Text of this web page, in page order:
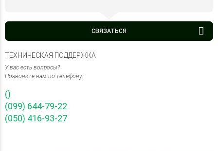
СВЯЗАТЬСЯ
ТЕХНИЧЕСКАЯ ПОДДЕРЖКА
У вас есть вопросы?
Позвоните нам по телефону:
()
(099) 644-79-22
(050) 416-93-27